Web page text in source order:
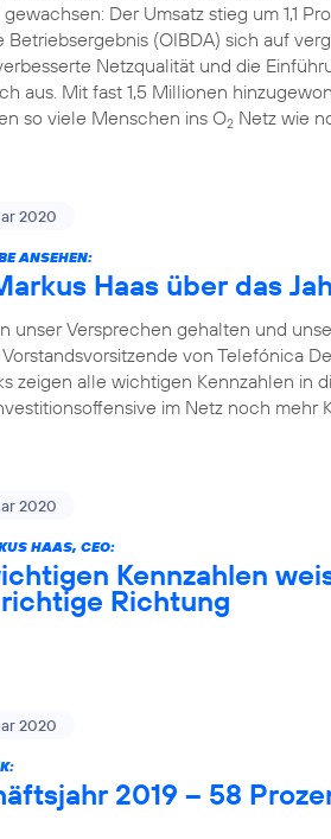
Der Umsatz stieg um 1,1
Betriebsergebnis (OIBDA) sich auf
Netzqualität und die
aus. Mit fast 1,5 Millionen
so viele Menschen ins O2 Netz wie
2020
ANSEHEN:
Haas über das
unser Versprechen gehalten und
Vorstandsvorsitzende von Telefónica
zeigen alle wichtigen Kennzahlen in
im Netz noch mehr
2020
HAAS, CEO:
Kennzahlen
Richtung
2020
2019 – 58